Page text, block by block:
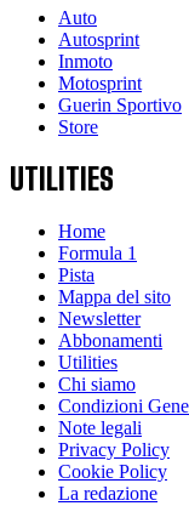
Auto
Autosprint
Inmoto
Motosprint
Guerin Sportivo
Store
UTILITIES
Home
Formula 1
Pista
Mappa del sito
Newsletter
Abbonamenti
Utilities
Chi siamo
Condizioni
Note legali
Privacy Policy
Cookie Policy
La redazione